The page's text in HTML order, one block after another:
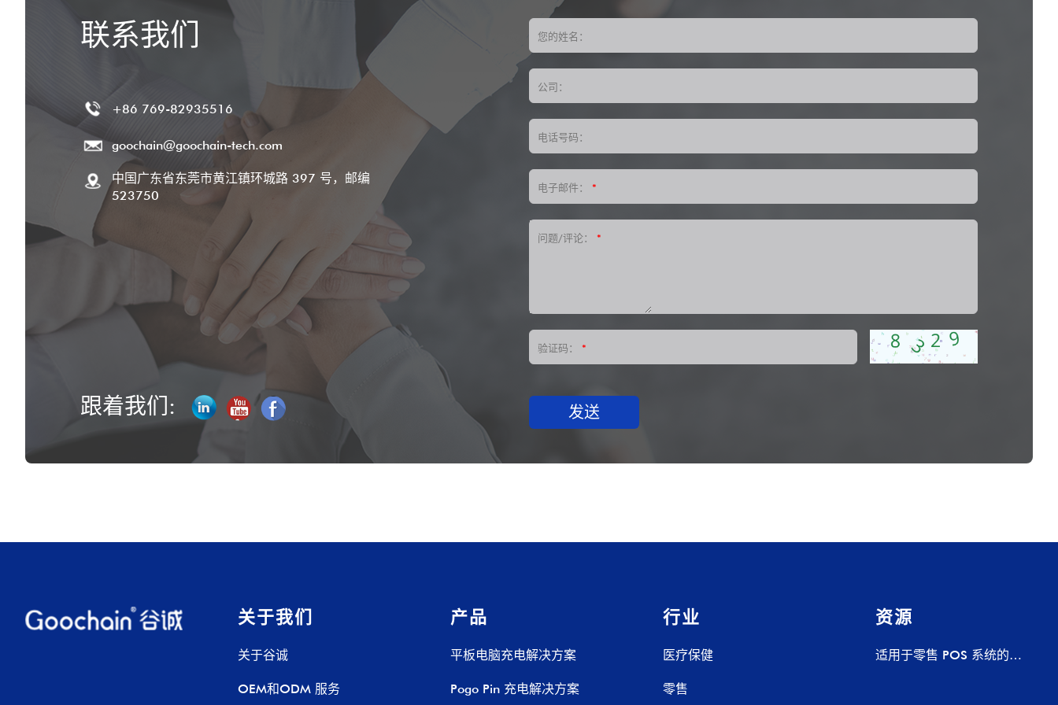
联系我们
+86 769-82935516
goochain@goochain-tech.com
中国广东省东莞市黄江镇环城路 397 号，邮编
523750
跟着我们:
您的姓名：
公司：
电话号码：
电子邮件： *
问题/评论： *
验证码： *
发送
关于我们
关于谷诚
OEM和ODM 服务
产品
平板电脑充电解决方案
Pogo Pin 充电解决方案
行业
医疗保健
零售
资源
适用于零售 POS 系统的